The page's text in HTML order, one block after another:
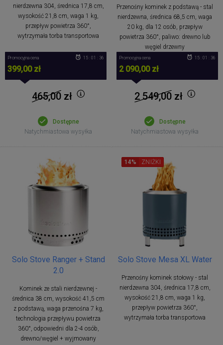
nierdzewna 304, średnica 17,8 cm,
wysokość 21,8 cm, waga 1 kg,
przepływ powietrza 360°,
wytrzymała torba transportowa
Promocyjna cena
399,00 zł
15 : 01 : 35
465,00zł
Dostępne
Natychmiastowa wysyłka
Przenośny kominek z podstawą - stal
nierdzewna, średnica 68,5 cm, waga
20 kg, dla 12 osób, przepływ
powietrza 360°, paliwo: drewno lub
węgiel drzewny
Promocyjna cena
2 090,00 zł
15 : 01 : 36
2 549,00zł
Dostępne
Natychmiastowa wysyłka
Solo Stove Ranger + Stand
2.0
Kominek ze stali nierdzewnej -
średnica 38 cm, wysokość 41,5 cm
z podstawą, waga przenośna 7 kg,
technologia przepływu powietrza
360°, odpowiedni dla 2-4 osób,
drewno/węgiel + wyjmowany
Solo Stove Mesa XL Water
Przenośny kominek stołowy - stal
nierdzewna 304, średnica 17,8 cm,
wysokość 21,8 cm, waga 1 kg,
przepływ powietrza 360°,
wytrzymała torba transportowa
14% ZNIŻKI